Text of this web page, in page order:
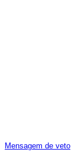
Mensagem de veto